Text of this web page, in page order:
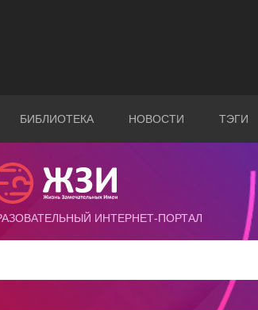
БИБЛИОТЕКА НОВОСТИ ТЭГИ
ИНТЕРНЕТ-ПОРТАЛ